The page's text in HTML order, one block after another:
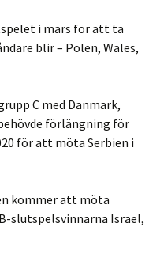
i mars för att ta
blir – Polen, Wales,
C med Danmark,
förlängning för
för att möta Serbien i
kommer att möta
slutspelsvinnarna Israel,